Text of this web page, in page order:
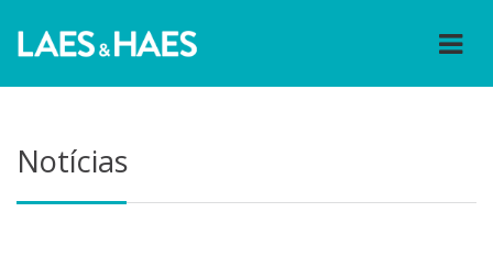
Notícias